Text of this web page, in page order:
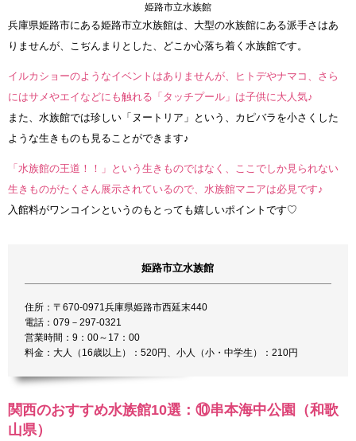
姫路市立水族館
兵庫県姫路市にある姫路市立水族館は、大型の水族館にある派手さはあ
りませんが、こぢんまりとした、どこか心落ち着く水族館です。
イルカショーのようなイベントはありませんが、ヒトデやナマコ、さら
にはサメやエイなどにも触れる「タッチプール」は子供に大人気♪
また、水族館では珍しい「ヌートリア」という、カピバラを小さくした
ような生きものも見ることができます♪
「水族館の王道！！」という生きものではなく、ここでしか見られない
生きものがたくさん展示されているので、水族館マニアは必見です♪
入館料がワンコインというのもとっても嬉しいポイントです♡
姫路市立水族館
住所：〒670-0971兵庫県姫路市西延末440
電話：079－297-0321
営業時間：9：00～17：00
料金：大人（16歳以上）：520円、小人（小・中学生）：210円
関西のおすすめ水族館10選：⑩串本海中公園（和歌
山県）